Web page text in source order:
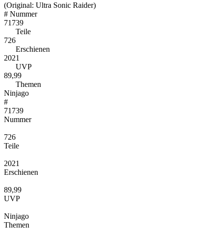
(Original: Ultra Sonic Raider)
# Nummer
71739
Teile
726
Erschienen
2021
UVP
89,99
Themen
Ninjago
#
71739
Nummer
726
Teile
2021
Erschienen
89,99
UVP
Ninjago
Themen